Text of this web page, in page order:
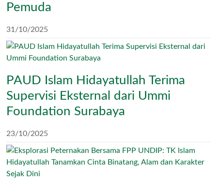
Pemuda
31/10/2025
PAUD Islam Hidayatullah Terima
Supervisi Eksternal dari Ummi
Foundation Surabaya
23/10/2025